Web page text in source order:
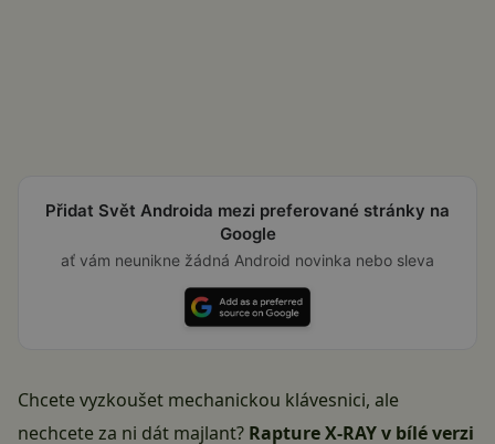
Přidat Svět Androida mezi preferované stránky na
Google
ať vám neunikne žádná Android novinka nebo sleva
Chcete vyzkoušet mechanickou klávesnici, ale
nechcete za ni dát majlant? Rapture X-RAY v bílé verzi